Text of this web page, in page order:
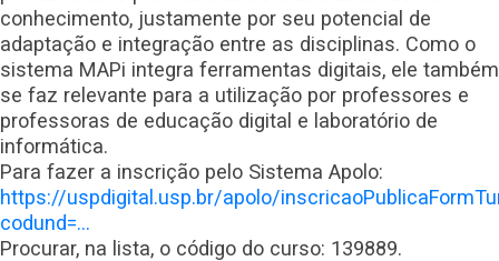
conhecimento, justamente por seu potencial de
adaptação e integração entre as disciplinas. Como o
sistema MAPi integra ferramentas digitais, ele também
se faz relevante para a utilização por professores e
professoras de educação digital e laboratório de
informática.
Para fazer a inscrição pelo Sistema Apolo:
https://uspdigital.usp.br/apolo/
codund=…
Procurar, na lista, o código do curso: 139889.